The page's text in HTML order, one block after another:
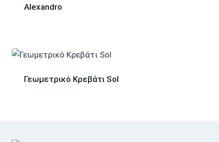
Alexandro
Γεωμετρικό Κρεβάτι Sol